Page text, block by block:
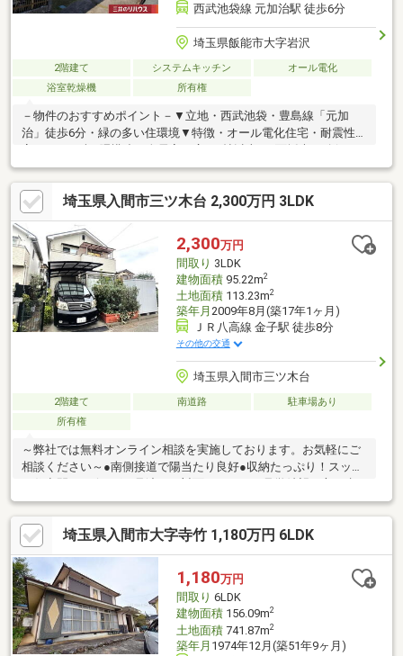
西武池袋線 元加治駅 徒歩6分
埼玉県飯能市大字岩沢
2階建て システムキッチン
オール電化
浴室乾燥機
所有権
－物件のおすすめポイント－▼立地・西武池袋・豊島線「元加
治」徒歩6分・緑の多い住環境▼特徴・オール電化住宅・耐震性を
無垢材の床(1階パイン材・2階ナラ材)使用・LDは一部吹抜採用・
洗面室は2WAY仕様、家事動線良好・WIC等、室内随所に収納有・
南向きバルコニー・テラスを設置▼設備・ジェットバス／浴室乾
燥機・食洗機／IHクッキングヒーター・トイレ・洗面台各2か所・
三層ガラス樹脂窓■ ご希望の住まい探しをお手伝いします
━━━━━・・・物件の詳細・ご相談はお気軽にお問い合わせく
ださい。
埼玉県入間市三ツ木台 2,300万円 3LDK
2,300万円
間取り 3LDK
建物面積95.22m2
土地面積113.23m2
築年月 2009年8月(築17年1ヶ月)
ＪＲ八高線 金子駅 徒歩8分
その他の交通
埼玉県入間市三ツ木台
2階建て 南道路
駐車場あり
所有権
～弊社では無料オンライン相談を実施しております。お気軽にご
相談ください～●南側接道で陽当たり良好●収納たっぷり！スッキ
色『見学予約』から。資料請求はオレンジ色『資料請求』をクリ
ック。直接のお問い合わせは03-6905-9710まで。（スマートフォ
ンの方は右下青色の電話ボタンをクリック）■オンライン相談の
ご案内（※見学予約より受付）ランチや仕事後の15分で完結！住
宅ローン相談やライフプランシュミレーションについても全てオ
ンラインでの対応が可能となっております。※LINEやメール、お
電話でのやり取りも可能です。
埼玉県入間市大字寺竹 1,180万円 6LDK
1,180万円
間取り 6LDK
建物面積156.09m2
土地面積741.87m2
築年月 1974年12月(築51年9ヶ月)